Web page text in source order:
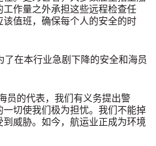
作量之外承担这些远程检查任
值班，确保每个人的安全的时
了在本行业急剧下降的安全和海员
员的代表，我们有义务提出警
切使我们极为担忧。我们不能掉
威胁。如今，航运业正成为环境